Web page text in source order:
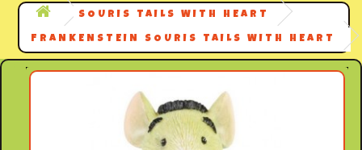
SOURIS TAILS WITH HEART
FRANKENSTEIN SOURIS TAILS WITH HEART